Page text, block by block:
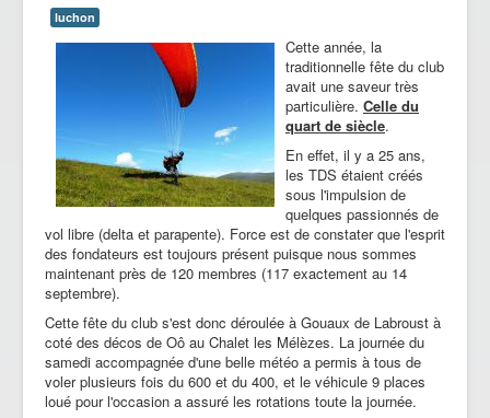
luchon
Cette année, la
traditionnelle fête du club
avait une saveur très
particulière. Celle du
quart de siècle.
En effet, il y a 25 ans,
les TDS étaient créés
sous l'impulsion de
quelques passionnés de
vol libre (delta et parapente). Force est de constater que l'esprit
des fondateurs est toujours présent puisque nous sommes
maintenant près de 120 membres (117 exactement au 14
septembre).
Cette fête du club s'est donc déroulée à Gouaux de Labroust à
coté des décos de Oô au Chalet les Mélèzes. La journée du
samedi accompagnée d'une belle météo a permis à tous de
voler plusieurs fois du 600 et du 400, et le véhicule 9 places
loué pour l'occasion a assuré les rotations toute la journée.